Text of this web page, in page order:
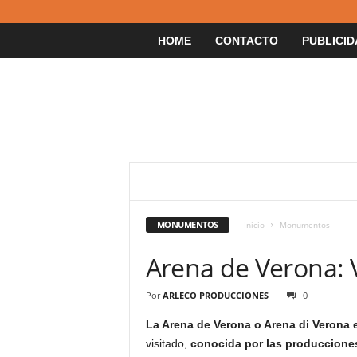
HOME CONTACTO
BOTSWANA
BRASIL BRUNEI
COSTA RICA
COSTUMBRES Y TRADICIONES
CURIOSIDADES
DINAMARCA
ESCOCIA
ESLOVENIA ESPAÑA
GIBRALTAR
GRECIA GUATEMALA
INDIA
INDONESIA INGLATERRA
MONUMENTOS Inicio Monumentos
Arena de Verona:
Por ARLECO PRODUCCIONES 0
La Arena de Verona o Arena di
visitado, conocida por las